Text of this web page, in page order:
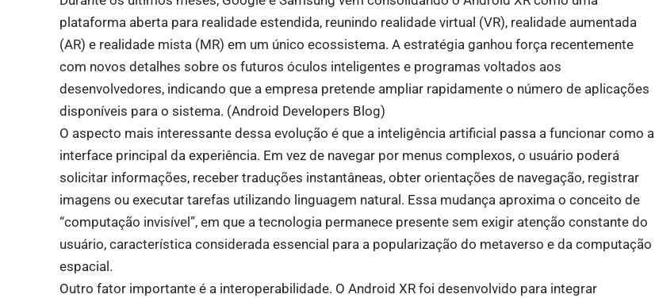
plataforma aberta para realidade estendida, reunindo realidade virtual (VR), realidade aumentada
(AR) e realidade mista (MR) em um único ecossistema. A estratégia ganhou força recentemente
com novos detalhes sobre os futuros óculos inteligentes e programas voltados aos
desenvolvedores, indicando que a empresa pretende ampliar rapidamente o número de aplicações
disponíveis para o sistema. (Android Developers Blog)
O aspecto mais interessante dessa evolução é que a inteligência artificial passa a funcionar como a
interface principal da experiência. Em vez de navegar por menus complexos, o usuário poderá
solicitar informações, receber traduções instantâneas, obter orientações de navegação, registrar
imagens ou executar tarefas utilizando linguagem natural. Essa mudança aproxima o conceito de
“computação invisível”, em que a tecnologia permanece presente sem exigir atenção constante do
usuário, característica considerada essencial para a popularização do metaverso e da computação
espacial.
Outro fator importante é a interoperabilidade. O Android XR foi desenvolvido para integrar